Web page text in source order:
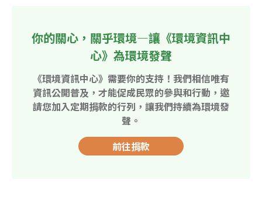
你的關心，關乎環境—讓《環境資訊中
心》為環境發聲
《環境資訊中心》需要你的支持！我們相信唯有
資訊公開普及，才能促成民眾的參與和行動，邀
請您加入定期捐款的行列，讓我們持續為環境發
聲。
前往捐款